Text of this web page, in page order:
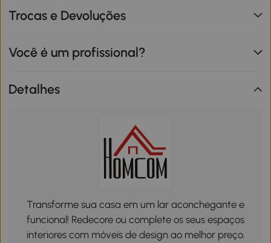
Trocas e Devoluções
Você é um profissional?
Detalhes
Transforme sua casa em um lar aconchegante e
funcional! Redecore ou complete os seus espaços
interiores com móveis de design ao melhor preço.